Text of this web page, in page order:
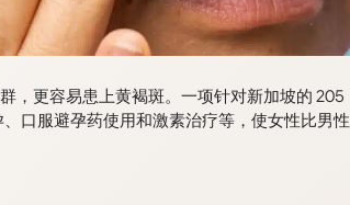
，更容易患上黄褐斑。一项针对新加坡的 205
口服避孕药使用和激素治疗等，使女性比男性